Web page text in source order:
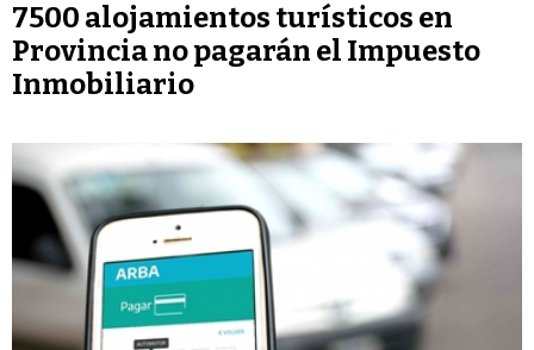
7500 alojamientos turísticos en
Provincia no pagarán el Impuesto
Inmobiliario